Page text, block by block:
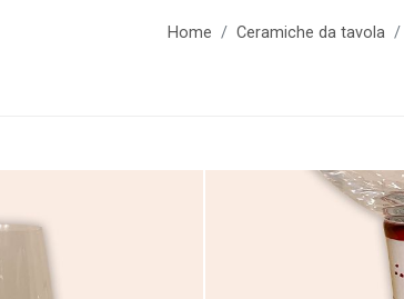
Home Ceramiche da tavola